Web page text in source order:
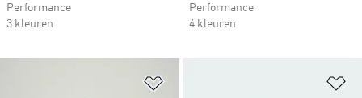
Performance
3 kleuren
Performance
4 kleuren